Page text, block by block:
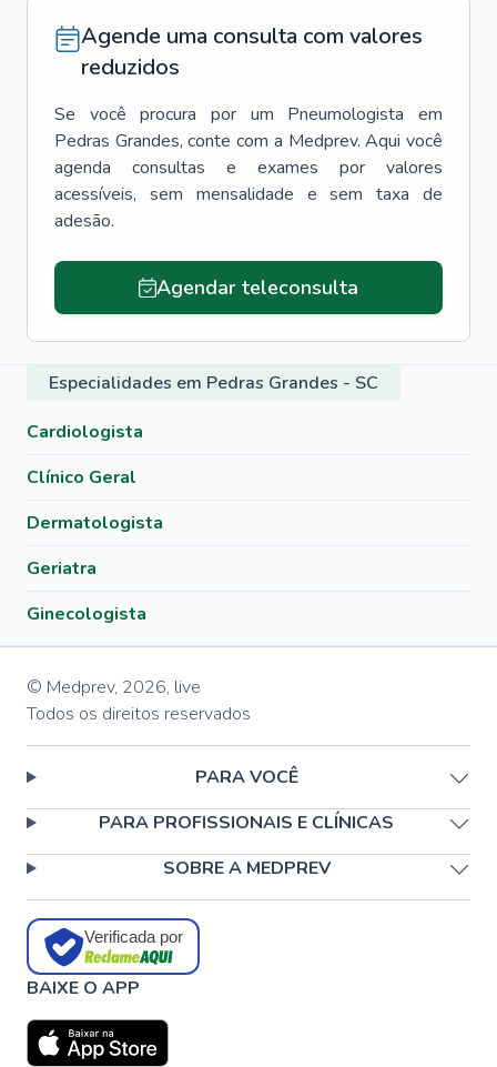
Agende uma consulta com valores
reduzidos
Se você procura por um Pneumologista
em
Pedras Grandes, conte com a Medprev. Aqui você
agenda consultas e exames por valores
acessíveis, sem mensalidade e sem taxa de
adesão.
Agendar teleconsulta
Especialidades em Pedras Grandes - SC
Cardiologista
Clínico Geral
Dermatologista
Geriatra
Ginecologista
© Medprev, 2026, live
Todos os direitos reservados
PARA VOCÊ
PARA PROFISSIONAIS E CLÍNICAS
SOBRE A MEDPREV
Verificada por
BAIXE O APP